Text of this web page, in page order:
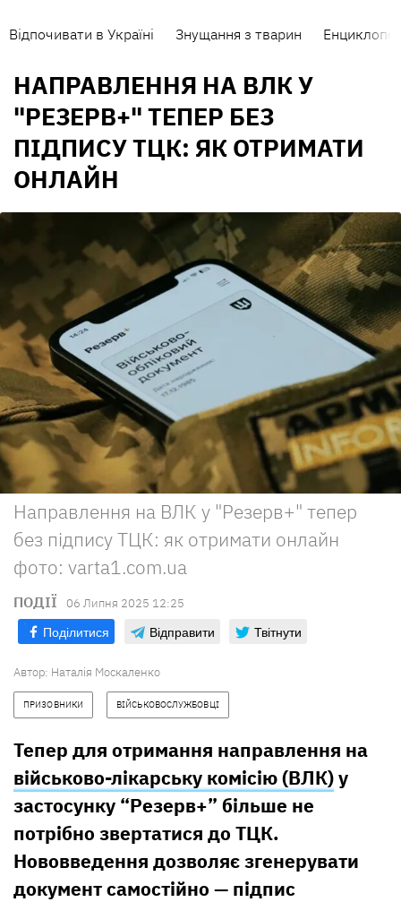
Відпочивати в Україні Знущання з тварин
НАПРАВЛЕННЯ НА ВЛК У
"РЕЗЕРВ+" ТЕПЕР БЕЗ
ПІДПИСУ ТЦК: ЯК ОТРИМАТИ
ОНЛАЙН
Направлення на ВЛК у "Резерв+" тепер
без підпису ТЦК: як отримати онлайн
фото: varta1.com.ua
ПОДІЇ 06 Липня 2025 12:25
Поділитися Відправити Твітнути
Автор: Наталія Москаленко
ПРИЗОВНИКИ ВІЙСЬКОВОСЛУЖБОВЦІ
Тепер для отримання направлення на
військово-лікарську комісію (ВЛК)у
застосунку “Резерв+” більше не
потрібно звертатися до ТЦК.
Нововведення дозволяє згенерувати
документ самостійно — підпис